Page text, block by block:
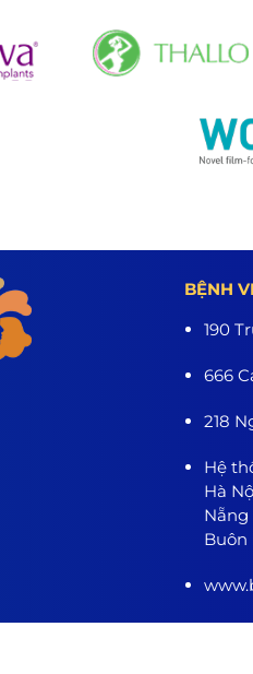
BỆNH
190
666
218
Hệ
Hà
Nẵng
Buôn